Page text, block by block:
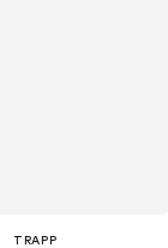
TRAPP